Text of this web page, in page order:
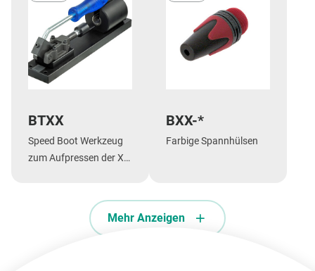
BTXX
Speed Boot Werkzeug
zum Aufpressen der XX
BXX-*
Farbige Spannhülsen
Mehr Anzeigen